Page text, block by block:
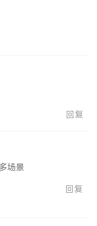
回复
场景
回复